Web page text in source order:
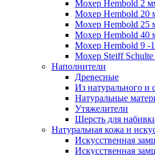
Мохер Hembold 2
Мохер Hembold 20
Мохер Hembold 25
Мохер Hembold 40
Мохер Hembold 9 -
Мохер Steiff
Наполнители
Древесные
Из натурального и
Натуральные
Утяжелители
Шерсть для
Натуральная кожа и
Искусственная
Искусственная